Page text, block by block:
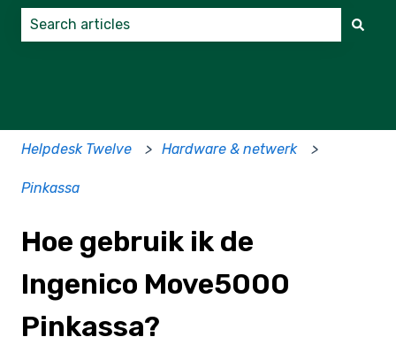
Helpdesk Twelve Hardware & netwerk
Pinkassa
Hoe gebruik ik de
Ingenico Move5000
Pinkassa?